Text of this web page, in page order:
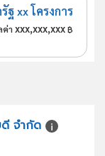
ฐ xx โครงการ
ค่า xxx,xxx,xxx ฿
จำกัด